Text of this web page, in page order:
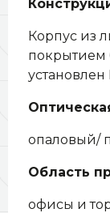
Корпус из
покрытием
опаловый/
Область
офисы и